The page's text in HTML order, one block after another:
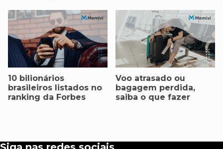
10 bilionários
brasileiros listados no
ranking da Forbes
Voo atrasado ou
bagagem perdida,
saiba o que fazer